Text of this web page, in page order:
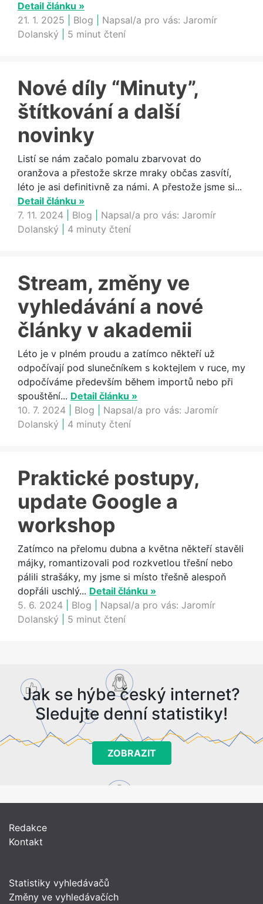
Detail článku »
21. 1. 2025
Blog Napsal/a pro vás: Jaromír
Dolanský
5 minut čtení
Nové díly “Minuty”,
štítkování a další
novinky
Listí se nám začalo pomalu zbarvovat do
oranžova a přestože skrze mraky občas zasvítí,
léto je asi definitivně za námi. A přestože jsme si...
Detail článku »
7. 11. 2024
Blog Napsal/a pro vás: Jaromír
Dolanský
4 minuty čtení
Stream, změny ve
vyhledávání a nové
články v akademii
Léto je v plném proudu a zatímco někteří už
odpočívají pod slunečníkem s koktejlem v ruce, my
odpočíváme především během importů nebo při
spouštění... Detail článku »
10. 7. 2024
Blog Napsal/a pro vás: Jaromír
Dolanský
4 minuty čtení
Praktické postupy,
update Google a
workshop
Zatímco na přelomu dubna a května někteří stavěli
májky, romantizovali pod rozkvetlou třešní nebo
pálili strašáky, my jsme si místo třešně alespoň
dopřáli uschlý... Detail článku »
5. 6. 2024
Blog Napsal/a pro vás: Jaromír
Dolanský
5 minut čtení
Jak se hýbe český internet?
Sledujte denní statistiky!
ZOBRAZIT
Redakce
Kontakt
Statistiky vyhledávačů
Změny ve vyhledávačích